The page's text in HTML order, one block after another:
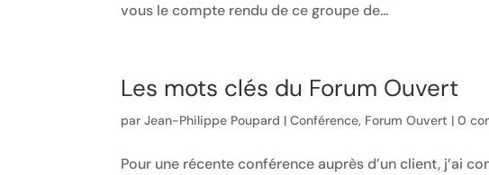
vous le compte rendu de ce groupe de...
Les mots clés du Forum Ouvert
parJean-Philippe Poupard |Conférence, Forum Ouvert |0
Pour une récente conférence auprès d’un client, j’ai